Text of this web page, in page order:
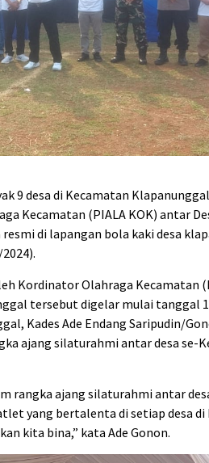
9 desa di Kecamatan
Kecamatan (PIALA KOK) antar
di lapangan bola kaki desa
Kordinator Olahraga Kecamatan
tersebut digelar mulai tanggal
Kades Ade Endang Saripudin/
ajang silaturahmi antar desa se-
rangka ajang silaturahmi antar
yang bertalenta di setiap desa di
kita bina,” kata Ade Gonon.